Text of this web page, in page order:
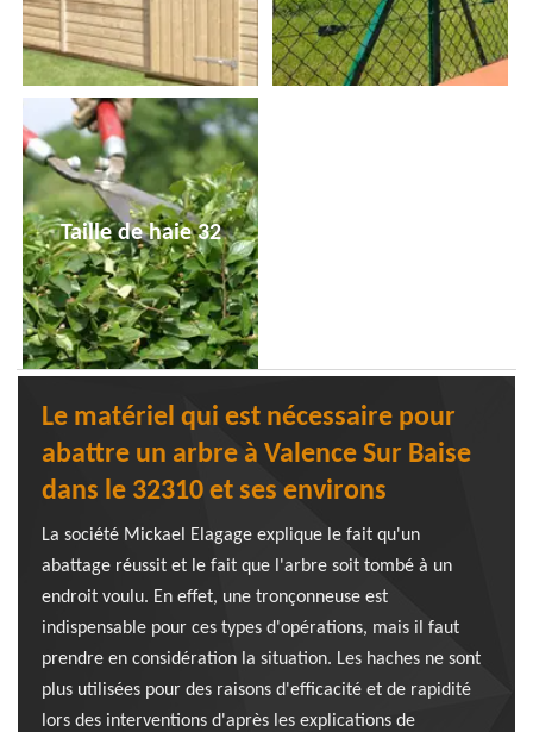
Taille de haie 32
Le matériel qui est nécessaire pour
abattre un arbre à Valence Sur Baise
dans le 32310 et ses environs
La société Mickael Elagage explique le fait qu'un
abattage réussit et le fait que l'arbre soit tombé à un
endroit voulu. En effet, une tronçonneuse est
indispensable pour ces types d'opérations, mais il faut
prendre en considération la situation. Les haches ne sont
plus utilisées pour des raisons d'efficacité et de rapidité
lors des interventions d'après les explications de